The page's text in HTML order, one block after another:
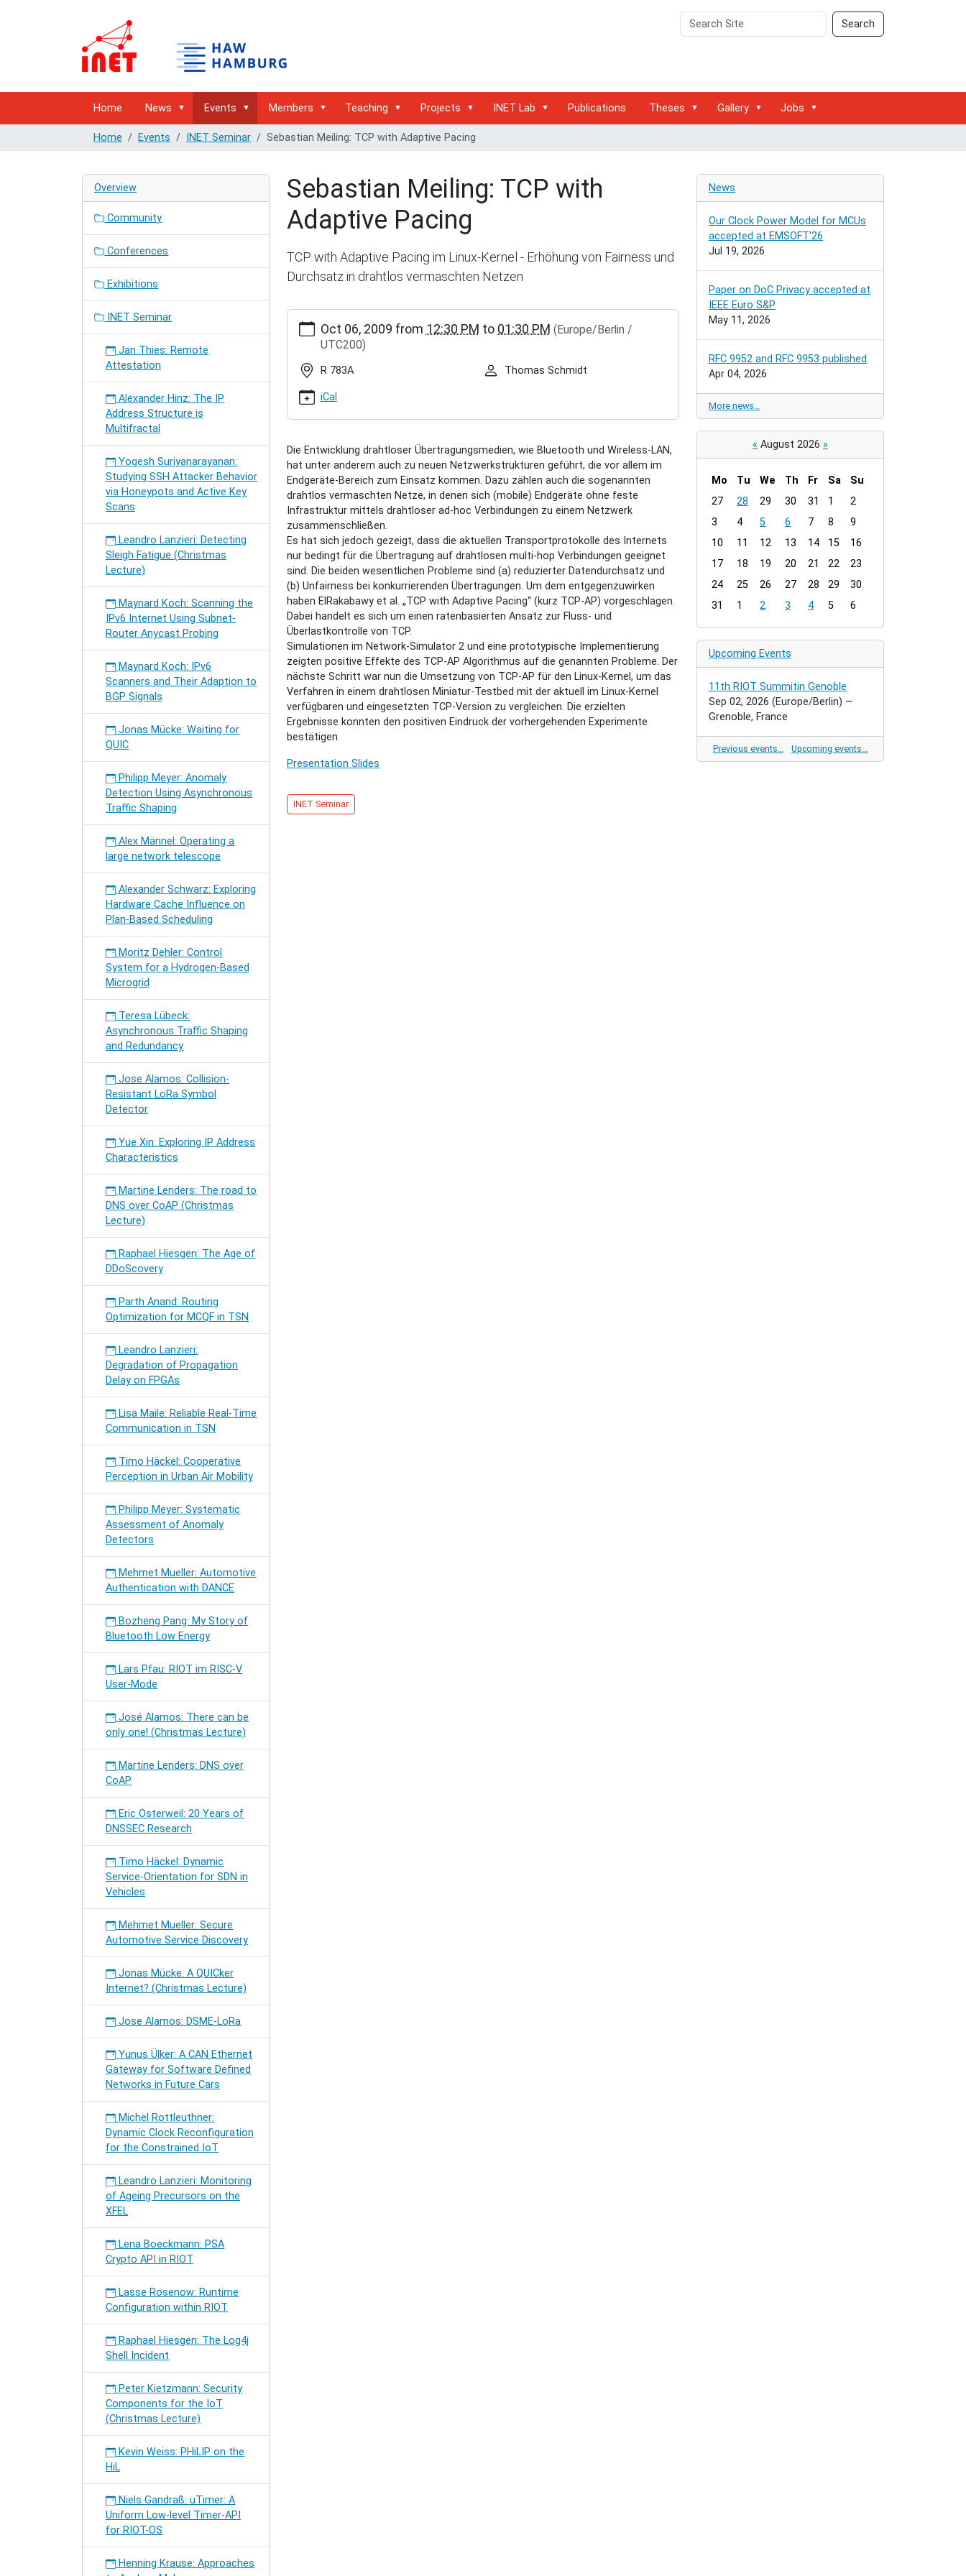
Search
Site
Search
Advanced
Search…
Home News Events Members Teaching Projects INET Lab Publications Theses Gallery Jobs
Home Events INET Seminar Sebastian Meiling: TCP with Adaptive Pacing
Sebastian Meiling: TCP with
Adaptive Pacing
TCP with Adaptive Pacing im Linux-Kernel - Erhöhung von Fairness und
Durchsatz in drahtlos vermaschten Netzen
http://www.inet.haw-
hamburg.de/events/inet-
seminar/sebastian-
meiling-
tcp-
with-
adaptive-
pacing
Meiling:
TCP
with
Adaptive
Pacing
2009-
10-
06T12:30:00+02:00
2009-
10-
06T13:30:00+02:00
TCP
with
Adaptive
Pacing
im
Linux-
Kernel
-
Erhöhung
Fairness
Durchsatz
in
Oct 06, 2009 from 12:30 PM to 01:30 PM (Europe/Berlin /
UTC200)
R 783A Thomas Schmidt
iCal
Die Entwicklung drahtloser Übertragungsmedien, wie Bluetooth und Wireless-LAN,
hat unter anderem auch zu neuen Netzwerkstrukturen geführt, die vor allem im
Endgeräte-Bereich zum Einsatz kommen. Dazu zählen auch die sogenannten
drahtlos vermaschten Netze, in denen sich (mobile) Endgeräte ohne feste
Infrastruktur mittels drahtloser ad-hoc Verbindungen zu einem Netzwerk
zusammenschließen.
Es hat sich jedoch gezeigt, dass die aktuellen Transportprotokolle des Internets
nur bedingt für die Übertragung auf drahtlosen multi-hop Verbindungen geeignet
sind. Die beiden wesentlichen Probleme sind (a) reduzierter Datendurchsatz und
(b) Unfairness bei konkurrierenden Übertragungen. Um dem entgegenzuwirken
haben ElRakabawy et al. „TCP with Adaptive Pacing“ (kurz TCP-AP) vorgeschlagen.
Dabei handelt es sich um einen ratenbasierten Ansatz zur Fluss- und
Überlastkontrolle von TCP.
Simulationen im Network-Simulator 2 und eine prototypische Implementierung
zeigten positive Effekte des TCP-AP Algorithmus auf die genannten Probleme. Der
nächste Schritt war nun die Umsetzung von TCP-AP für den Linux-Kernel, um das
Verfahren in einem drahtlosen Miniatur-Testbed mit der aktuell im Linux-Kernel
verfügbaren und eingesetzten TCP-Version zu vergleichen. Die erzielten
Ergebnisse konnten den positiven Eindruck der vorhergehenden Experimente
bestätigen.
Presentation Slides
INET Seminar
Overview
Community
Conferences
Exhibitions
INET Seminar
Jan Thies: Remote
Attestation
Alexander Hinz: The IP
Address Structure is
Multifractal
Yogesh Suriyanarayanan:
Studying SSH Attacker Behavior
via Honeypots and Active Key
Scans
Leandro Lanzieri: Detecting
Sleigh Fatigue (Christmas
Lecture)
Maynard Koch: Scanning the
IPv6 Internet Using Subnet-
Router Anycast Probing
Maynard Koch: IPv6
Scanners and Their Adaption to
BGP Signals
Jonas Mücke: Waiting for
QUIC
Philipp Meyer: Anomaly
Detection Using Asynchronous
Traffic Shaping
Alex Männel: Operating a
large network telescope
Alexander Schwarz: Exploring
Hardware Cache Influence on
Plan-Based Scheduling
Moritz Dehler: Control
System for a Hydrogen-Based
Microgrid
Teresa Lübeck:
Asynchronous Traffic Shaping
and Redundancy
Jose Alamos: Collision-
Resistant LoRa Symbol
Detector
Yue Xin: Exploring IP Address
Characteristics
Martine Lenders: The road to
DNS over CoAP (Christmas
Lecture)
Raphael Hiesgen: The Age of
DDoScovery
Parth Anand: Routing
Optimization for MCQF in TSN
Leandro Lanzieri:
Degradation of Propagation
Delay on FPGAs
Lisa Maile: Reliable Real-Time
Communication in TSN
Timo Häckel: Cooperative
Perception in Urban Air Mobility
Philipp Meyer: Systematic
Assessment of Anomaly
Detectors
Mehmet Mueller: Automotive
Authentication with DANCE
Bozheng Pang: My Story of
Bluetooth Low Energy
Lars Pfau: RIOT im RISC-V
User-Mode
José Alamos: There can be
only one! (Christmas Lecture)
Martine Lenders: DNS over
CoAP
Eric Osterweil: 20 Years of
DNSSEC Research
Timo Häckel: Dynamic
Service-Orientation for SDN in
Vehicles
Mehmet Mueller: Secure
Automotive Service Discovery
Jonas Mücke: A QUICker
Internet? (Christmas Lecture)
Jose Alamos: DSME-LoRa
Yunus Ülker: A CAN Ethernet
Gateway for Software Defined
Networks in Future Cars
Michel Rottleuthner:
Dynamic Clock Reconfiguration
for the Constrained IoT
Leandro Lanzieri: Monitoring
of Ageing Precursors on the
XFEL
Lena Boeckmann: PSA
Crypto API in RIOT
Lasse Rosenow: Runtime
Configuration within RIOT
Raphael Hiesgen: The Log4j
Shell Incident
Peter Kietzmann: Security
Components for the IoT
(Christmas Lecture)
Kevin Weiss: PHiLIP on the
HiL
Niels Gandraß: uTimer: A
Uniform Low-level Timer-API
for RIOT-OS
Henning Krause: Approaches
News
Our Clock Power Model for MCUs
accepted at EMSOFT'26
Jul 19, 2026
Paper on DoC Privacy accepted at
IEEE Euro S&P
May 11, 2026
RFC 9952 and RFC 9953 published
Apr 04, 2026
More news…
« August 2026 »
m
n
h
8
Mo Tu We Th Fr Sa
Su
27
28 29 30 31 1
2
3
4 5 6 7 8
9
10
11 12 13 14 15
16
17
18 19 20 21 22
23
24
25 26 27 28 29
30
31
1 2 3 4 5 6
Upcoming Events
11th RIOT Summitin Genoble
Sep 02, 2026 (Europe/Berlin) —
Grenoble, France
Previous events… Upcoming events…